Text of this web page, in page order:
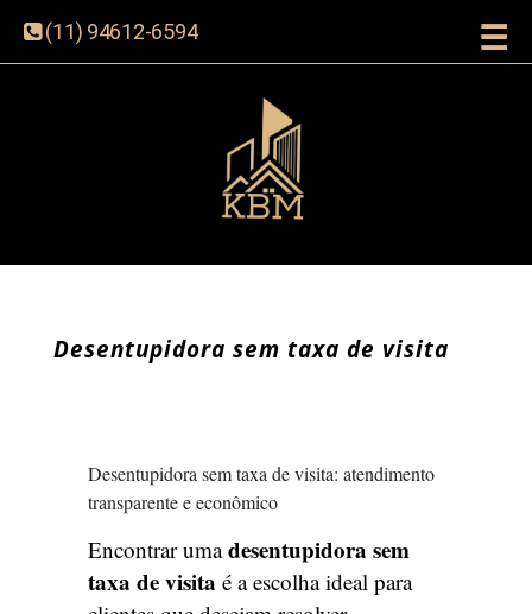
☰
(11) 94612-6594
Desentupidora sem taxa de visita
Desentupidora sem taxa de visita: atendimento
transparente e econômico
Encontrar umadesentupidora sem
taxa de visita é a escolha ideal para